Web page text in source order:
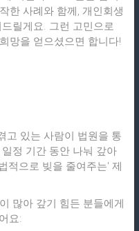
한 사례와 함께, 개인회생
릴게요. 그런 고민으로
망을 얻으셨으면 합니다!
고 있는 사람이 법원을 통
정 기간 동안 나눠 갚아
적으로 빚을 줄여주는' 제
많아 갚기 힘든 분들에게
요: